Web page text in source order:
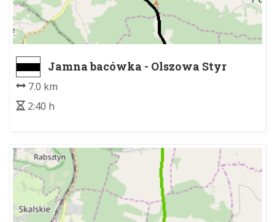
Jamna bacówka - Olszowa Styr
7.0 km
2:40 h